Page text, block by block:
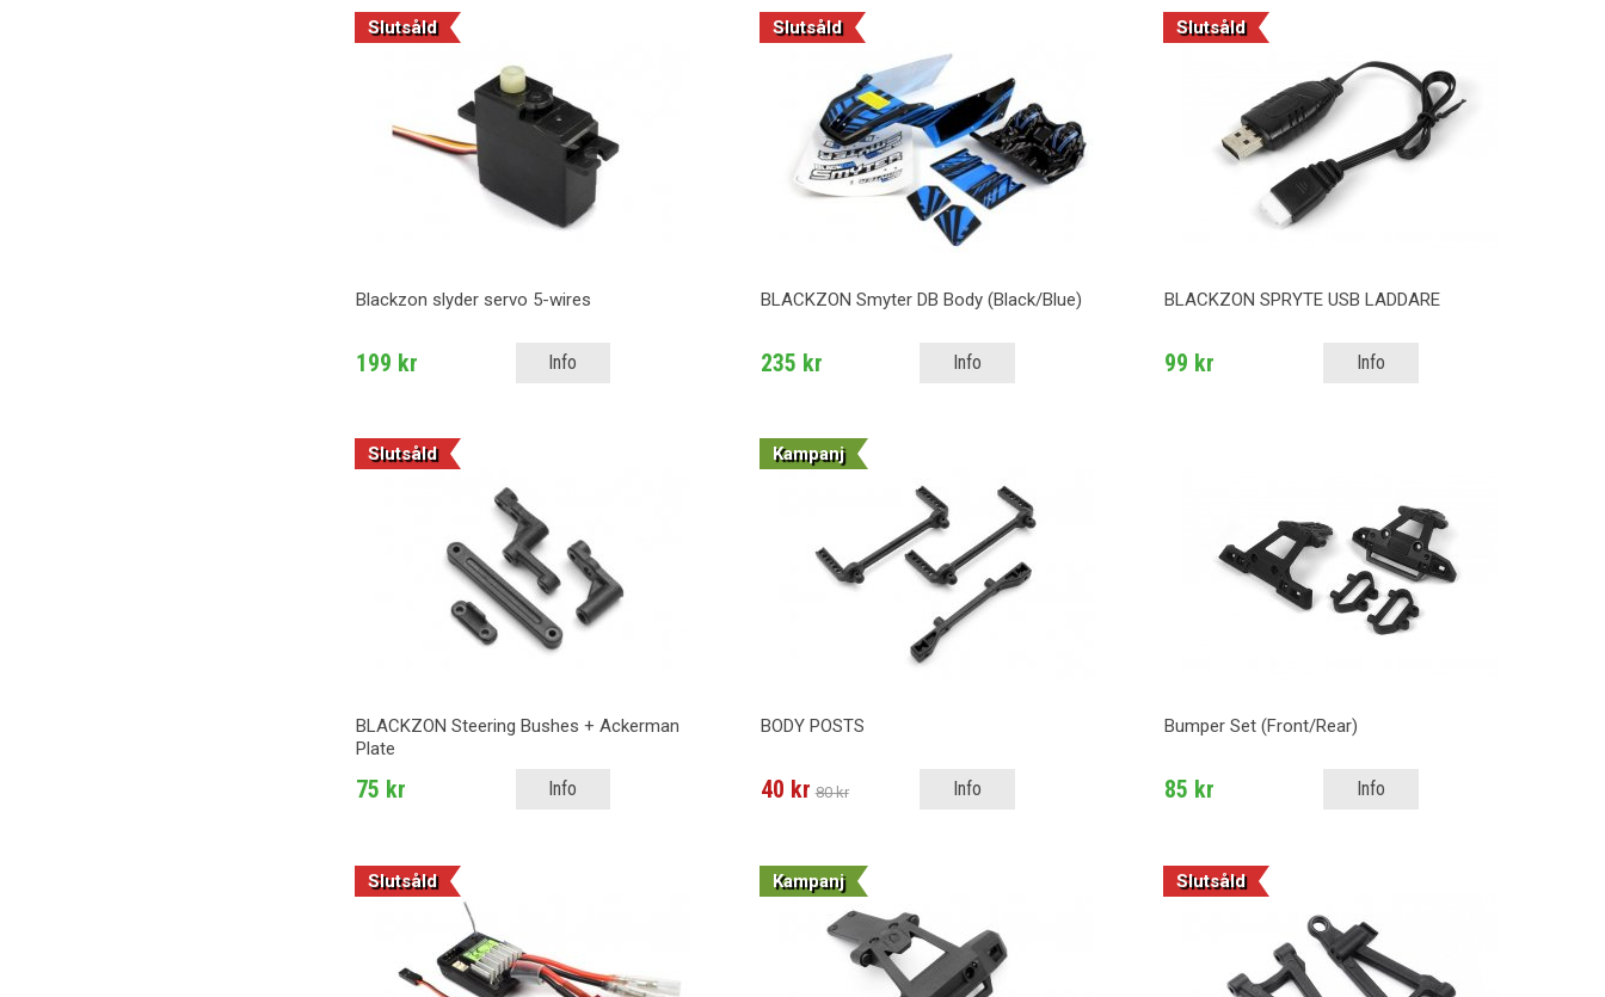
Slutsåld
Blackzon slyder servo 5-wires
199 kr Info
Slutsåld
BLACKZON Smyter DB Body (Black/Blue)
235 kr Info
Slutsåld
BLACKZON SPRYTE USB LADDARE
99 kr Info
Slutsåld
BLACKZON Steering Bushes + Ackerman
Plate
75 kr Info
Kampanj
BODY POSTS
40 kr 80 kr Info
Bumper Set (Front/Rear)
85 kr Info
Slutsåld Kampanj Slutsåld